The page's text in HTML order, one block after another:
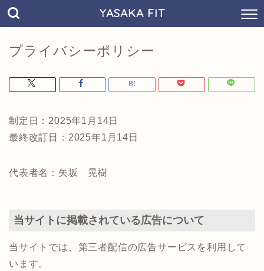
YASAKA FIT
プライバシーポリシー
制定日：2025年1月14日
最終改訂日：2025年1月14日
代表者名：矢坂 晃樹
当サイトに掲載されている広告について
当サイトでは、第三者配信の広告サービスを利用して
います。